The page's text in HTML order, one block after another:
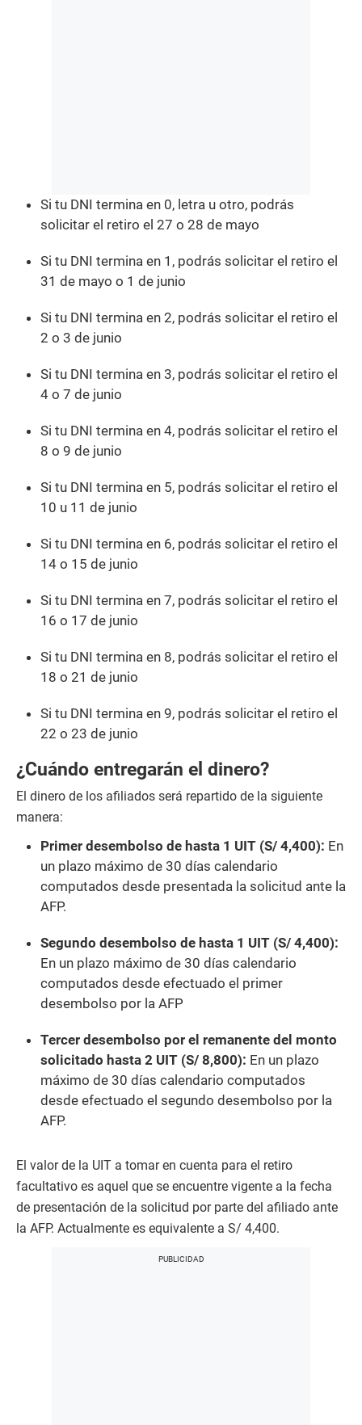
Si tu DNI termina en 0, letra u otro, podrás
solicitar el retiro el 27 o 28 de mayo
Si tu DNI termina en 1, podrás solicitar el retiro el
31 de mayo o 1 de junio
Si tu DNI termina en 2, podrás solicitar el retiro el
2 o 3 de junio
Si tu DNI termina en 3, podrás solicitar el retiro el
4 o 7 de junio
Si tu DNI termina en 4, podrás solicitar el retiro el
8 o 9 de junio
Si tu DNI termina en 5, podrás solicitar el retiro el
10 u 11 de junio
Si tu DNI termina en 6, podrás solicitar el retiro el
14 o 15 de junio
Si tu DNI termina en 7, podrás solicitar el retiro el
16 o 17 de junio
Si tu DNI termina en 8, podrás solicitar el retiro el
18 o 21 de junio
Si tu DNI termina en 9, podrás solicitar el retiro el
22 o 23 de junio
¿Cuándo entregarán el dinero?
El dinero de los afiliados será repartido de la siguiente
manera:
Primer desembolso de hasta 1 UIT (S/ 4,400): En
un plazo máximo de 30 días calendario
computados desde presentada la solicitud ante la
AFP.
Segundo desembolso de hasta 1 UIT (S/ 4,400):
En un plazo máximo de 30 días calendario
computados desde efectuado el primer
desembolso por la AFP
Tercer desembolso por el remanente del monto
solicitado hasta 2 UIT (S/ 8,800): En un plazo
máximo de 30 días calendario computados
desde efectuado el segundo desembolso por la
AFP.
El valor de la UIT a tomar en cuenta para el retiro
facultativo es aquel que se encuentre vigente a la fecha
de presentación de la solicitud por parte del afiliado ante
la AFP. Actualmente es equivalente a S/ 4,400.